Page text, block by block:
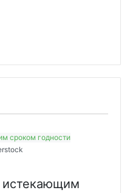
истекающим